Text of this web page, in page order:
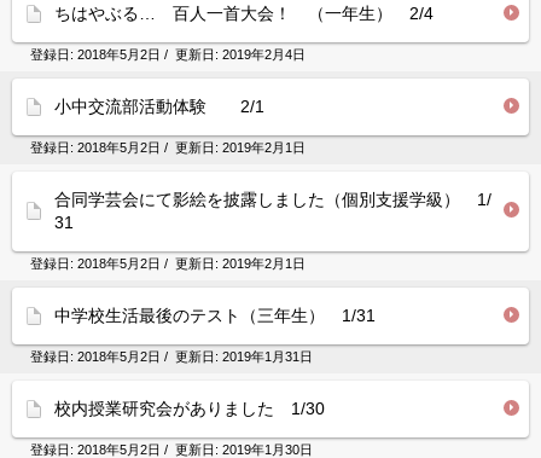
ちはやぶる… 百人一首大会！ （一年生） 2/4
登録日: 2018年5月2日 / 更新日: 2019年2月4日
小中交流部活動体験 2/1
登録日: 2018年5月2日 / 更新日: 2019年2月1日
合同学芸会にて影絵を披露しました（個別支援学級） 1/
31
登録日: 2018年5月2日 / 更新日: 2019年2月1日
中学校生活最後のテスト（三年生） 1/31
登録日: 2018年5月2日 / 更新日: 2019年1月31日
校内授業研究会がありました 1/30
登録日: 2018年5月2日 / 更新日: 2019年1月30日